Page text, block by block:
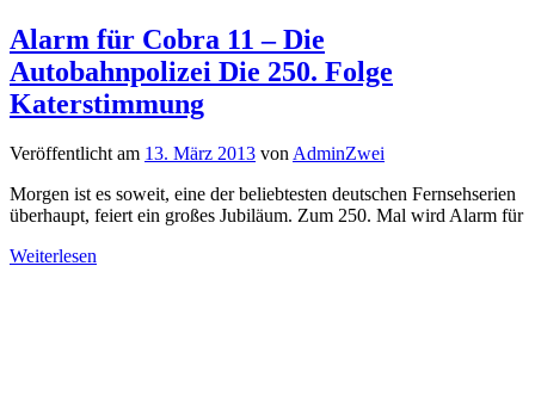
Alarm für Cobra 11 – Die
Autobahnpolizei Die 250. Folge
Katerstimmung
Veröffentlicht am 13. März 2013 vonAdminZwei
Morgen ist es soweit, eine der beliebtesten deutschen Fernsehserien
überhaupt, feiert ein großes Jubiläum. Zum 250. Mal wird Alarm für
Weiterlesen